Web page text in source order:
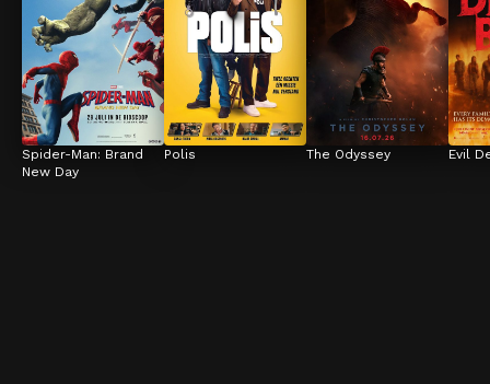
Spider-Man: Brand
New Day
Polis The Odyssey Evil